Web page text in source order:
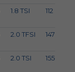
1.8 TSI 112
2.0 TFSI 147
2.0 TSI 155